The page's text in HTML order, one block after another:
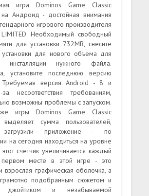
игра Dominos Game Classic
Андроид - достойная внимания
игрового производителя
LIMITED. Необходимый свободный
для установки 732MB, снесите
для нового объема для
инсталляции нужного файла.
установите последнюю версию
версия Android - 8 и
несоответствия требованиям,
возможны проблемы с запуском.
игры Dominos Game Classic
выделяет сумма пользователей,
загрузили приложение - по
на сегодня находиться на уровне
счетчик увеличивается каждый
месте в этой игре - это
взрослая графическая оболочка, а
подобранным сюжетом и
джойтиком и незабываемой